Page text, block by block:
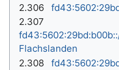
2.306
2.307
Flachslanden
2.308